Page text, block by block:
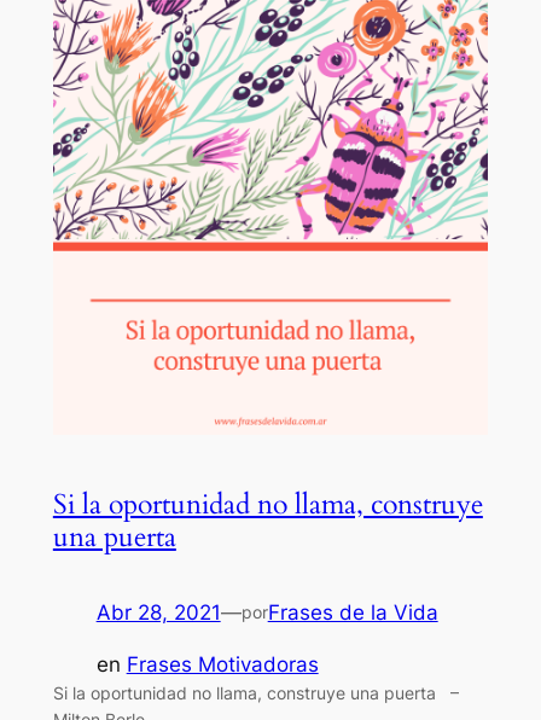
Si la oportunidad no llama, construye
una puerta
Abr 28, 2021—porFrases de la Vida
en Frases Motivadoras
Si la oportunidad no llama, construye una puerta –